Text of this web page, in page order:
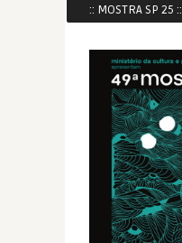
:: MOSTRA SP 25 ::